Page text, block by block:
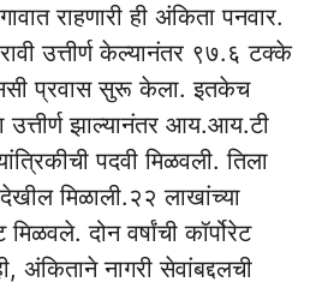
राहणारी ही अंकिता पनवार.
उत्तीर्ण केल्यानंतर ९७.६ टक्के
प्रवास सुरू केला. इतकेच
उत्तीर्ण झाल्यानंतर आय.आय.टी
पदवी मिळवली. तिला
मिळाली.२२ लाखांच्या
दोन वर्षांची कॉर्पोरेट
अंकिताने नागरी सेवांबद्दलची